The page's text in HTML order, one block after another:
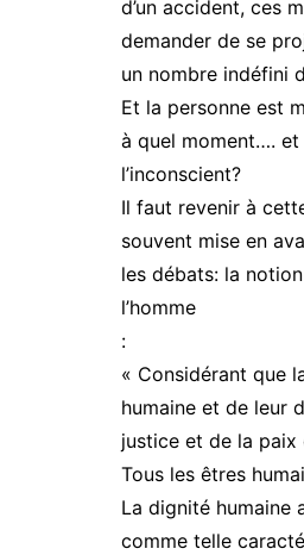
d’un accident, ces
demander de se
un nombre indéfini
Et la personne est
à quel moment….
l’inconscient?
Il faut revenir à
souvent mise en
les débats: la
l’homme
:
« Considérant que
humaine et de leur
justice et de la paix
Tous les êtres
La dignité humaine
comme telle